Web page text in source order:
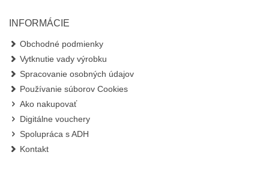
INFORMÁCIE
Obchodné podmienky
Vytknutie vady výrobku
Spracovanie osobných údajov
Používanie súborov Cookies
Ako nakupovať
Digitálne vouchery
Spolupráca s ADH
Kontakt